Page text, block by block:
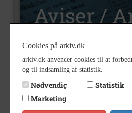
Nummer U448
Type Aviser og
Illustrationer
Cookies på arkiv.dk
arkiv.dk anvender cookies til at
og til indsamling af statistik.
Nødvendig
Statistik
Marketing